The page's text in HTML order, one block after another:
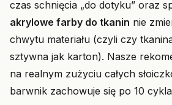
czas schnięcia „do dotyku” oraz
akrylowe farby do tkanin nie
chwytu materiału (czyli czy
sztywna jak karton). Nasze
na realnym zużyciu całych
barwnik zachowuje się po 10